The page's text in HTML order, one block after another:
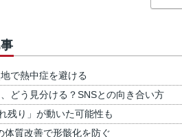
で熱中症を避ける
どう見分ける？SNSとの向き合い方
残り」が動いた可能性も
体質改善で形骸化を防ぐ